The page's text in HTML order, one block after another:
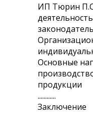
ИП Тюрин
Основные
продукции
............
Заключение